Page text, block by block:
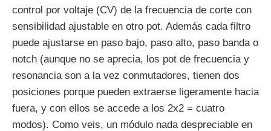
control por voltaje (CV) de la frecuencia de corte con
sensibilidad ajustable en otro pot. Además cada filtro
puede ajustarse en paso bajo, paso alto, paso banda o
notch (aunque no se aprecia, los pot de frecuencia y
resonancia son a la vez conmutadores, tienen dos
posiciones porque pueden extraerse ligeramente hacia
fuera, y con ellos se accede a los 2x2 = cuatro
modos). Como veis, un módulo nada despreciable en